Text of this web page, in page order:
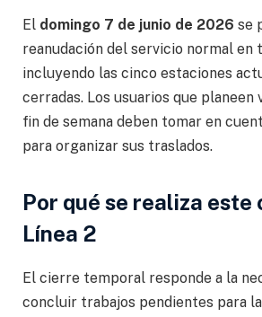
El domingo 7 de junio de 2026 se
reanudación del servicio normal en
incluyendo las cinco estaciones
cerradas. Los usuarios que planeen
fin de semana deben tomar en
para organizar sus traslados.
Por qué se realiza este
Línea 2
El cierre temporal responde a la
concluir trabajos pendientes para la